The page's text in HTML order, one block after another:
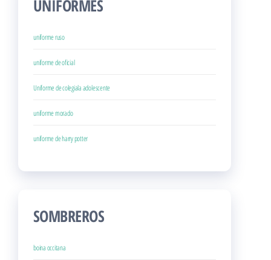
UNIFORMES
uniforme ruso
uniforme de oficial
Uniforme de colegiala adolescente
uniforme morado
uniforme de harry potter
SOMBREROS
boina occitana